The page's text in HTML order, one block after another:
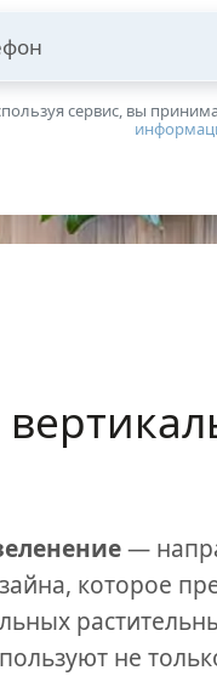
сервис, вы
—
которое
не